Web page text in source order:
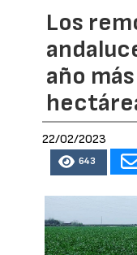
Los
año
22/02/2023
643